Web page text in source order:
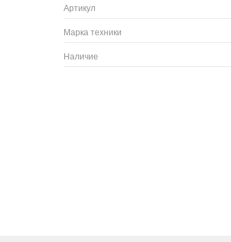
Артикул
Марка техники
Наличие